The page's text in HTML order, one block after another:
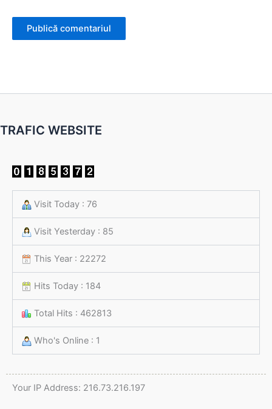
TRAFIC WEBSITE
Visit Today : 76
Visit Yesterday : 85
This Year : 22272
Hits Today : 184
Total Hits : 462813
Who's Online : 1
Your IP Address: 216.73.216.197